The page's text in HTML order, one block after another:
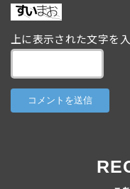
上に表示された文字を